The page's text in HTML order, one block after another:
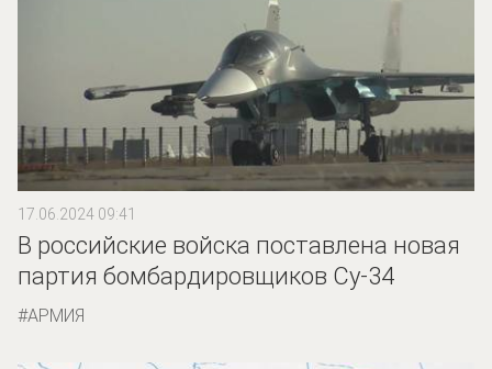
17.06.2024 09:41
В российские войска поставлена новая
партия бомбардировщиков Су-34
АРМИЯ